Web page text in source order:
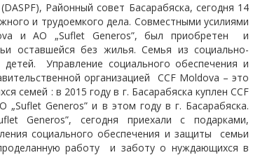
Районный совет Басарабяска, сегодня 14
и трудоемкого дела. Совместными усилиями
и AO „Suflet Generos”, был приобретен и
оставшейся без жилья. Семья из социально-
Управление социального обеспечения и
организацией CCF Moldova – это
семей : в 2015 году в г. Басарабяска куплен CCF
Generos” и в этом году в г. Басарабяска.
Generos”, сегодня приехали с подарками,
социального обеспечения и защиты семьи
работу и заботу о нуждающихся в